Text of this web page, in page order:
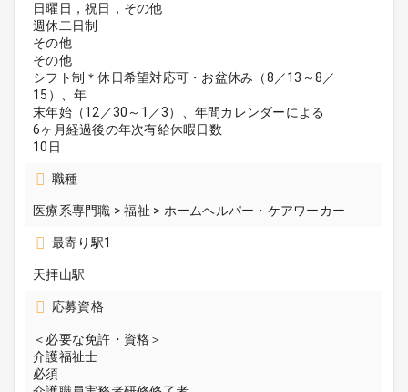
日曜日，祝日，その他
週休二日制
その他
その他
シフト制＊休日希望対応可・お盆休み（8／13～8／
15）、年
末年始（12／30～1／3）、年間カレンダーによる
6ヶ月経過後の年次有給休暇日数
10日
職種
医療系専門職 > 福祉 > ホームヘルパー・ケアワーカー
最寄り駅1
天拝山駅
応募資格
＜必要な免許・資格＞
介護福祉士
必須